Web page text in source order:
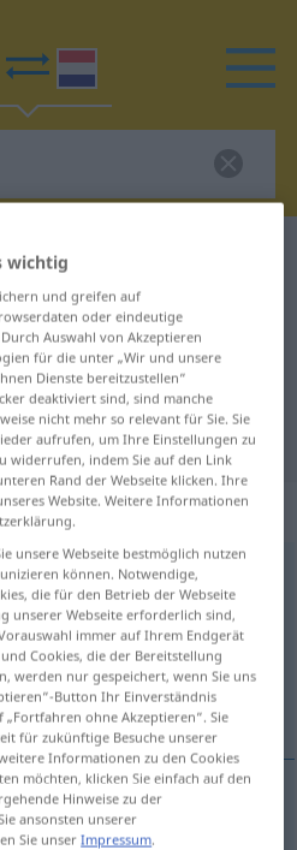
Wörterbuch
"selten"
anklicken/antippen)
wichtig
und greifen auf
oder eindeutige
Auswahl von Akzeptieren
für die unter „Wir und unsere
Dienste bereitzustellen“
deaktiviert sind, sind manche
nicht mehr so relevant für Sie. Sie
aufrufen, um Ihre Einstellungen zu
widerrufen, indem Sie auf den Link
Rand der Webseite klicken. Ihre
Website. Weitere Informationen
unsere Webseite bestmöglich nutzen
können. Notwendige,
die für den Betrieb der Webseite
unserer Webseite erforderlich sind,
immer auf Ihrem Endgerät
Cookies, die der Bereitstellung
werden nur gespeichert, wenn Sie uns
Button Ihr Einverständnis
„Fortfahren ohne Akzeptieren“. Sie
für zukünftige Besuche unserer
Informationen zu den Cookies
möchten, klicken Sie einfach auf den
Hinweise zu der
ansonsten unserer
Sie unserImpressum.